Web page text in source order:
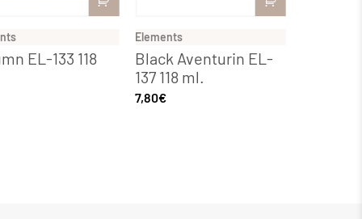
EL-133 118
Elements
Black Aventurin EL-
137 118 ml.
7,80€